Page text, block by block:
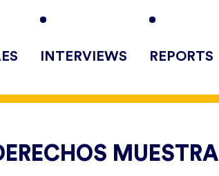
INTERVIEWS REPORTS
MUESTRA